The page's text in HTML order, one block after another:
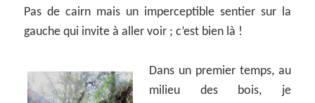
Pas de cairn mais un imperceptible sentier sur la
gauche qui invite à aller voir ; c’est bien là !
Dans un premier temps, au
milieu des bois, je